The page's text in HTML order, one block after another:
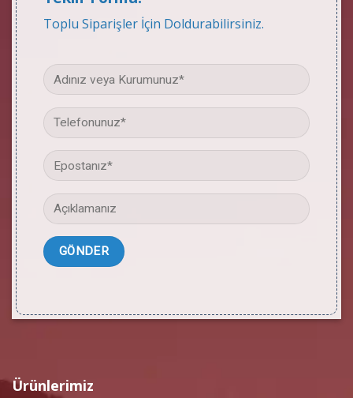
Toplu Siparişler İçin Doldurabilirsiniz.
Ürünlerimiz